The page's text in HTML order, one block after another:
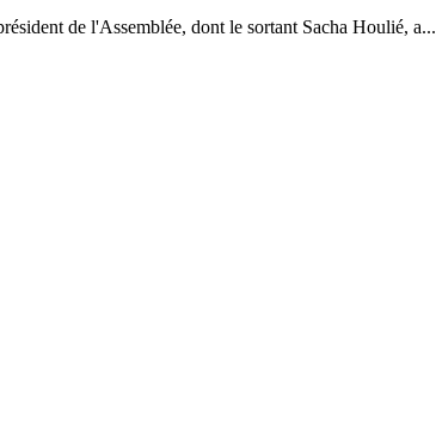
de l'Assemblée, dont le sortant Sacha Houlié, a...